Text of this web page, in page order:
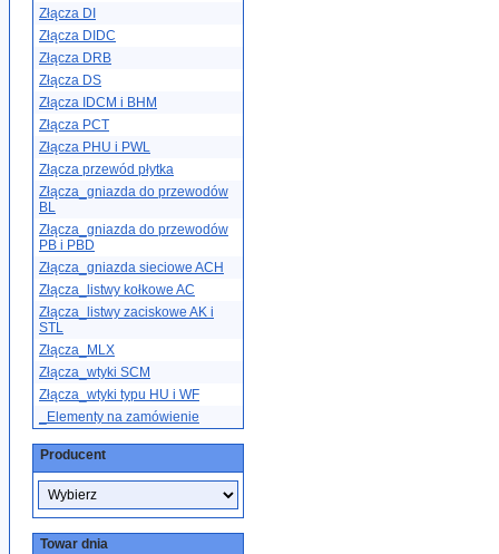
Złącza DI
Złącza DIDC
Złącza DRB
Złącza DS
Złącza IDCM i BHM
Złącza PCT
Złącza PHU i PWL
Złącza przewód płytka
Złącza_gniazda do przewodów
BL
Złącza_gniazda do przewodów
PB i PBD
Złącza_gniazda sieciowe ACH
Złącza_listwy kołkowe AC
Złącza_listwy zaciskowe AK i
STL
Złącza_MLX
Złącza_wtyki SCM
Złącza_wtyki typu HU i WF
_Elementy na zamówienie
Producent
Towar dnia